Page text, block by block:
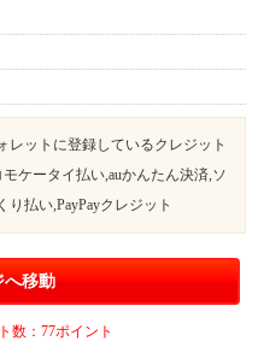
レットに登録しているクレジット
ケータイ払い,auかんたん決済,ソ
り払い,PayPayクレジット
へ移動
数：77ポイント